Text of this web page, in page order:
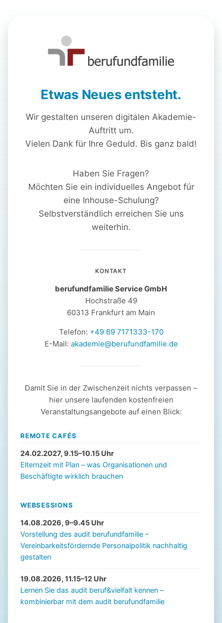
Etwas Neues entsteht.
Wir gestalten unseren digitalen Akademie-
Auftritt um.
Vielen Dank für Ihre Geduld. Bis ganz bald!
Haben Sie Fragen?
Möchten Sie ein individuelles Angebot für
eine Inhouse-Schulung?
Selbstverständlich erreichen Sie uns
weiterhin.
KONTAKT
berufundfamilie Service GmbH
Hochstraße 49
60313 Frankfurt am Main
Telefon: +49 69 7171333-170
E-Mail: akademie@berufundfamilie.de
Damit Sie in der Zwischenzeit nichts verpassen –
hier unsere laufenden kostenfreien
Veranstaltungsangebote auf einen Blick:
REMOTE CAFÉS
24.02.2027, 9.15–10.15 Uhr
Elternzeit mit Plan – was Organisationen und
Beschäftigte wirklich brauchen
WEBSESSIONS
14.08.2026, 9–9.45 Uhr
Vorstellung des audit berufundfamilie –
Vereinbarkeitsfördernde Personalpolitik nachhaltig
gestalten
19.08.2026, 11.15–12 Uhr
Lernen Sie das audit beruf&vielfalt kennen –
kombinierbar mit dem audit berufundfamilie